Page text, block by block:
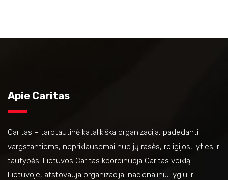
Apie Caritas
Caritas – tarptautinė katalikiška organizacija, padedanti
vargstantiems, nepriklausomai nuo jų rasės, religijos, lyties ir
tautybės. Lietuvos Caritas koordinuoja Caritas veiklą
Lietuvoje, atstovauja organizacijai nacionaliniu lygiu ir